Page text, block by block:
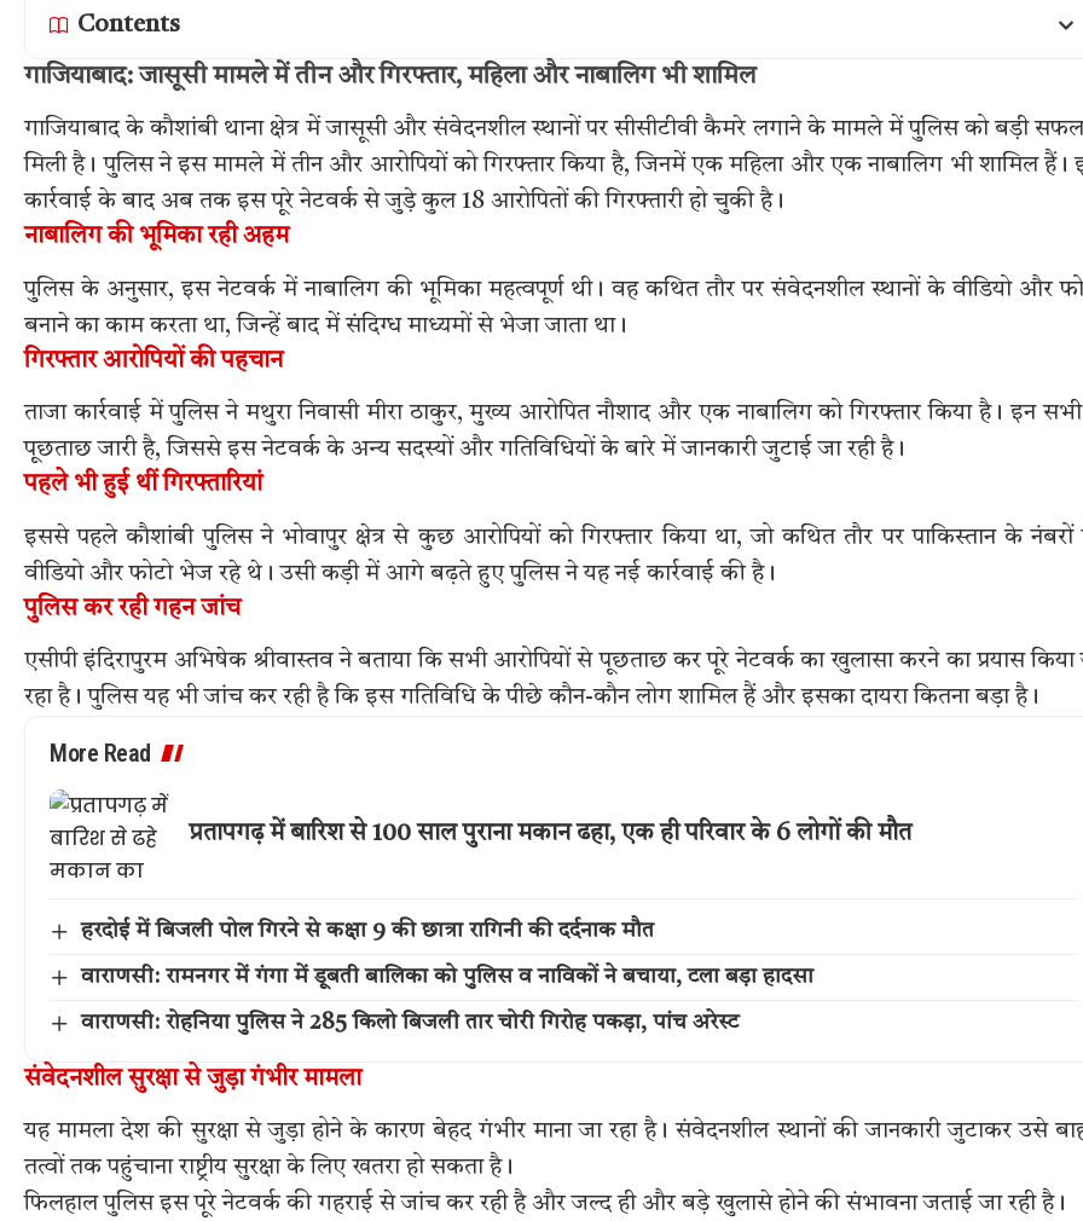
Contents
गाजियाबाद: जासूसी मामले में तीन और गिरफ्तार, महिला और नाबालिग भी शामिल
गाजियाबाद के कौशांबी थाना क्षेत्र में जासूसी और संवेदनशील स्थानों पर सीसीटीवी कैमरे लगाने के मामले में पुलिस को बड़ी
मिली है। पुलिस ने इस मामले में तीन और आरोपियों को गिरफ्तार किया है, जिनमें एक महिला और एक नाबालिग भी शामिल हैं।
कार्रवाई के बाद अब तक इस पूरे नेटवर्क से जुड़े कुल 18 आरोपितों की गिरफ्तारी हो चुकी है।
नाबालिग की भूमिका रही अहम
पुलिस के अनुसार, इस नेटवर्क में नाबालिग की भूमिका महत्वपूर्ण थी। वह कथित तौर पर संवेदनशील स्थानों के वीडियो और
बनाने का काम करता था, जिन्हें बाद में संदिग्ध माध्यमों से भेजा जाता था।
गिरफ्तार आरोपियों की पहचान
ताजा कार्रवाई में पुलिस ने मथुरा निवासी मीरा ठाकुर, मुख्य आरोपित नौशाद और एक नाबालिग को गिरफ्तार किया है। इन
पूछताछ जारी है, जिससे इस नेटवर्क के अन्य सदस्यों और गतिविधियों के बारे में जानकारी जुटाई जा रही है।
पहले भी हुई थीं गिरफ्तारियां
इससे पहले कौशांबी पुलिस ने भोवापुर क्षेत्र से कुछ आरोपियों को गिरफ्तार किया था, जो कथित तौर पर पाकिस्तान के नंबरों
वीडियो और फोटो भेज रहे थे। उसी कड़ी में आगे बढ़ते हुए पुलिस ने यह नई कार्रवाई की है।
पुलिस कर रही गहन जांच
एसीपी इंदिरापुरम अभिषेक श्रीवास्तव ने बताया कि सभी आरोपियों से पूछताछ कर पूरे नेटवर्क का खुलासा करने का प्रयास किया
रहा है। पुलिस यह भी जांच कर रही है कि इस गतिविधि के पीछे कौन-कौन लोग शामिल हैं और इसका दायरा कितना बड़ा है।
More Read
प्रतापगढ़ में बारिश से 100 साल पुराना मकान ढहा, एक ही परिवार के 6 लोगों की मौत
हरदोई में बिजली पोल गिरने से कक्षा 9 की छात्रा रागिनी की दर्दनाक मौत
वाराणसी: रामनगर में गंगा में डूबती बालिका को पुलिस व नाविकों ने बचाया, टला बड़ा हादसा
वाराणसी: रोहनिया पुलिस ने 285 किलो बिजली तार चोरी गिरोह पकड़ा, पांच अरेस्ट
संवेदनशील सुरक्षा से जुड़ा गंभीर मामला
यह मामला देश की सुरक्षा से जुड़ा होने के कारण बेहद गंभीर माना जा रहा है। संवेदनशील स्थानों की जानकारी जुटाकर उसे
तत्वों तक पहुंचाना राष्ट्रीय सुरक्षा के लिए खतरा हो सकता है।
फिलहाल पुलिस इस पूरे नेटवर्क की गहराई से जांच कर रही है और जल्द ही और बड़े खुलासे होने की संभावना जताई जा रही है।